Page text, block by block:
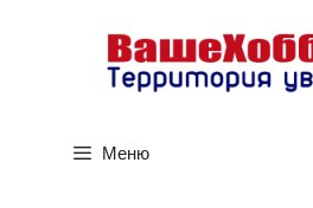
содержимому
Меню